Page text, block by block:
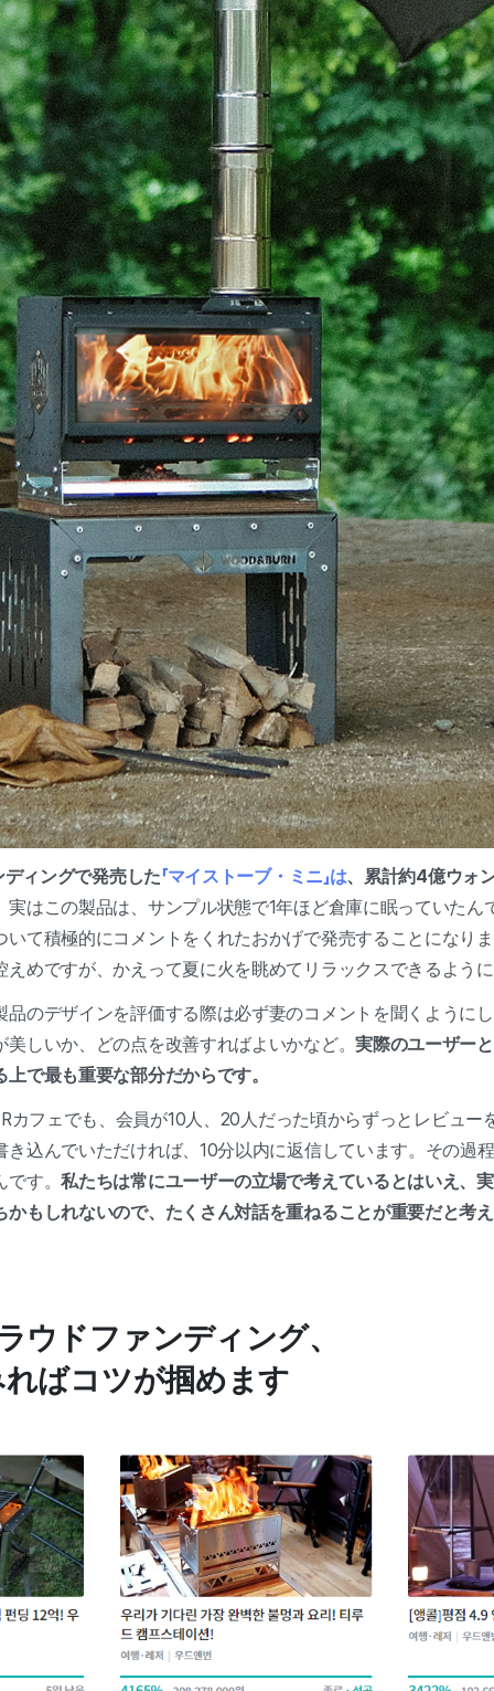
ィングで発売した「マイストーブ・ミニ」は、累計約4億ウォ
実はこの製品は、サンプル状態で1年ほど倉庫に眠っていたん
いて積極的にコメントをくれたおかげで発売することになり
えめですが、かえって夏に火を眺めてリラックスできるよう
品のデザインを評価する際は必ず妻のコメントを聞くように
美しいか、どの点を改善すればよいかなど。実際のユーザー
で最も重要な部分だからです。
カフェでも、会員が10人、20人だった頃からずっとレビュー
き込んでいただければ、10分以内に返信しています。その過
です。私たちは常にユーザーの立場で考えているとはいえ、
かもしれないので、たくさん対話を重ねることが重要だと考
ウドファンディング、
ばコツが掴めます